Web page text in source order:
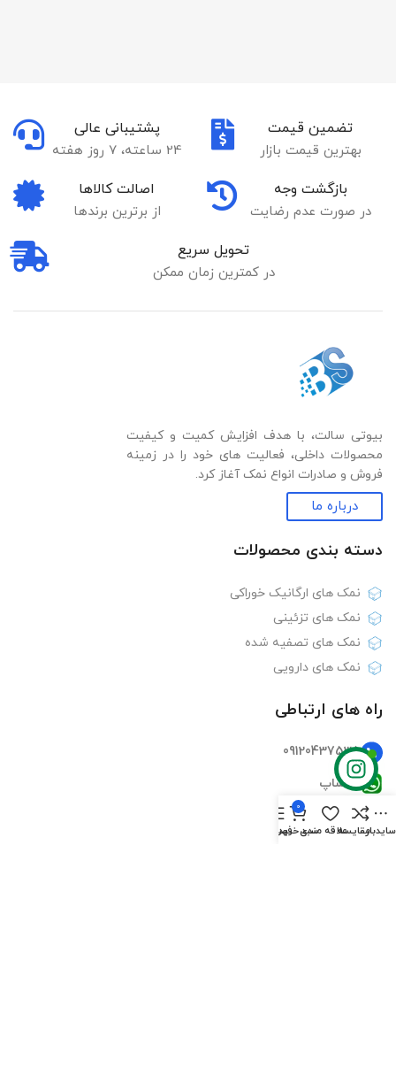
تضمین قیمت
بهترین قیمت بازار
پشتیبانی عالی
24 ساعته، 7 روز هفته
بازگشت وجه
در صورت عدم رضایت
اصالت کالاها
از برترین برندها
تحویل سریع
در کمترین زمان ممکن
بیوتی سالت، با هدف افزایش کمیت و کیفیت
محصولات داخلی، فعالیت های خود را در زمینه
فروش و صادرات انواع نمک آغاز کرد.
درباره ما
دسته بندی‌ محصولات
نمک های ارگانیک خوراکی
نمک های تزئینی
نمک های تصفیه شده
نمک های دارویی
راه های ارتباطی
09120437535
واتساپ
تلگرام
سایدبارمقایسهعلاقه مندی
0
سبد خریدفهرست